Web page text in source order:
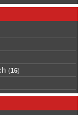
(16)